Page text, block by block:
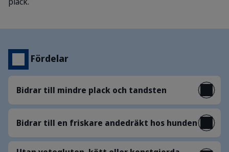
Fördelar
Bidrar till mindre plack och tandsten
Bidrar till en friskare andedräkt hos hunden